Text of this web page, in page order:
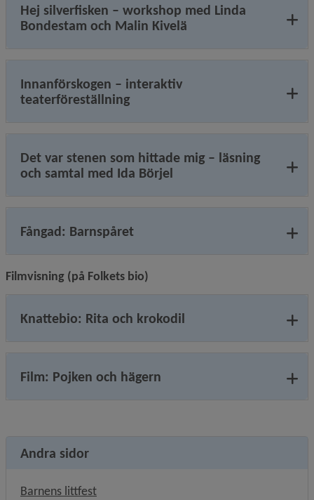
Hej silverfisken – workshop med Linda
Bondestam och Malin Kivelä
Innanförskogen – interaktiv
teaterföreställning
Det var stenen som hittade mig – läsning
och samtal med Ida Börjel
Fångad: Barnspåret
Filmvisning (på Folkets bio)
Knattebio: Rita och krokodil
Film: Pojken och hägern
Andra sidor
Barnens littfest